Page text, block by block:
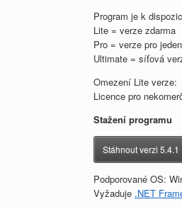
Program je k
Lite = verze zdarma
Pro = verze pro
Ultimate = síťová
Omezení Lite verze:
Licence pro
Stažení programu
Stáhnout verzi 5.4.1
Podporované OS:
Vyžaduje .NET